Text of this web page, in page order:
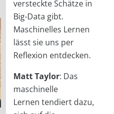
versteckte Schätze in
Big-Data gibt.
Maschinelles Lernen
lässt sie uns per
Reflexion entdecken.
Matt Taylor: Das
maschinelle
Lernen tendiert dazu,